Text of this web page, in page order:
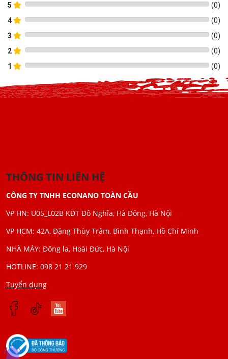
5 (0)
4
(0)
3
(0)
2
(0)
1
(0)
THÔNG TIN LIÊN HỆ
CÔNG TY TNHH ECONANO TOÀN CẦU
VP HN: U05_L02B KĐT Đô Nghĩa, Hà Đông, Hà Nội
VP HCM: 42A, Đặng Thùy Trâm, Bình Thạnh, Hồ Chí Minh
NHÀ MÁY: Đông la, Hoài Đức, Hà Nội
HOTLINE: 098 21 21 929
Tuyển dụng